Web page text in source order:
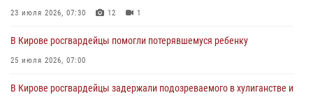
23 июля 2026, 07:30 12 1
В Кирове росгвардейцы помогли потерявшемуся ребенку
25 июля 2026, 07:00
В Кирове росгвардейцы задержали подозреваемого в хулиганстве и